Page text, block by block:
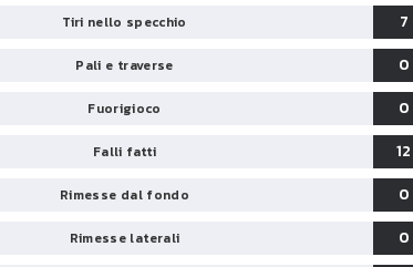
Tiri nello specchio
7
Pali e traverse
0
Fuorigioco
0
Falli fatti
12
Rimesse dal fondo
0
Rimesse laterali
0